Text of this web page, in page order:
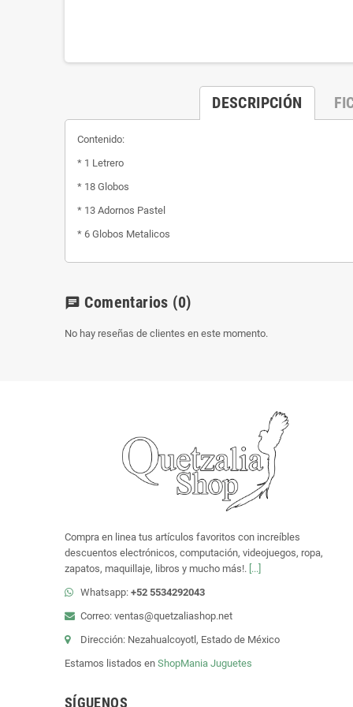
DESCRIPCIÓN
Contenido:
* 1 Letrero
* 18 Globos
* 13 Adornos Pastel
* 6 Globos Metalicos
chat Comentarios (0)
No hay reseñas de clientes en este momento.
Compra en linea tus artículos favoritos con increíbles
descuentos electrónicos, computación, videojuegos, ropa,
zapatos, maquillaje, libros y mucho más!. [...]
Whatsapp: +52 5534292043
Correo: ventas@quetzaliashop.net
Dirección: Nezahualcoyotl, Estado de México
Estamos listados en ShopMania Juguetes
SÍGUENOS